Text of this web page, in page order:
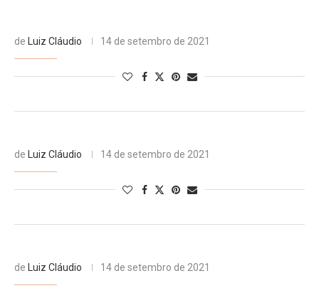
de Luiz Cláudio 14 de setembro de 2021
de Luiz Cláudio 14 de setembro de 2021
de Luiz Cláudio 14 de setembro de 2021